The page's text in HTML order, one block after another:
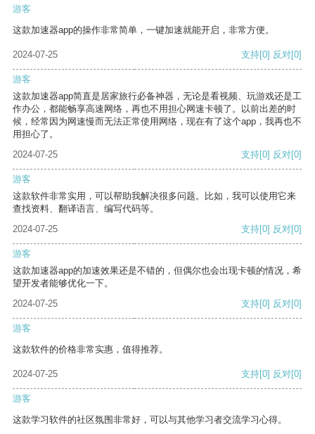
游客
这款加速器app的操作非常简单，一键加速就能开启，非常方便。
2024-07-25 支持[0] 反对[0]
游客
这款加速器app简直是居家旅行必备神器，无论是看视频、玩游戏还是工
作办公，都能畅享高速网络，再也不用担心网速卡顿了。以前出差的时
候，经常因为网速慢而无法正常使用网络，现在有了这个app，我再也不
用担心了。
2024-07-25
支持[0] 反对[0]
游客
这款软件非常实用，可以帮助我解决很多问题。比如，我可以使用它来
查找资料、翻译语言、编写代码等。
2024-07-25
支持[0] 反对[0]
游客
这款加速器app的加速效果还是不错的，但偶尔也会出现卡顿的情况，希
望开发者能够优化一下。
2024-07-25
支持[0] 反对[0]
游客
这款软件的价格非常实惠，值得推荐。
2024-07-25 支持[0] 反对[0]
游客
这款学习软件的社区氛围非常好，可以与其他学习者交流学习心得。